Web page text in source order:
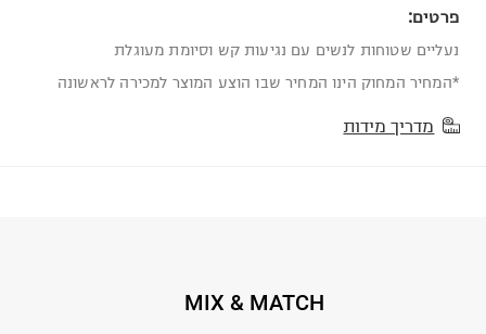
פרטים:
נעליים שטוחות לנשים עם נגיעות קש וסיומת מעוגלת
*המחיר המחוק הינו המחיר שבו הוצע המוצר למכירה לראשונה
מדריך מידות
MIX & MATCH